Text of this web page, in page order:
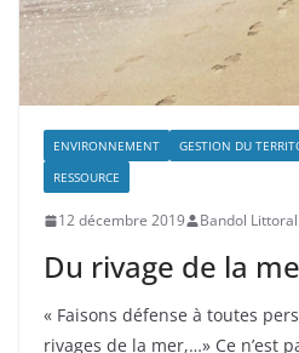
ENVIRONNEMENT GESTION DU
RESSOURCE
12 décembre 2019 Bandol Littoral
Du rivage de la
« Faisons défense à toutes
rivages de la mer,…» Ce n’est